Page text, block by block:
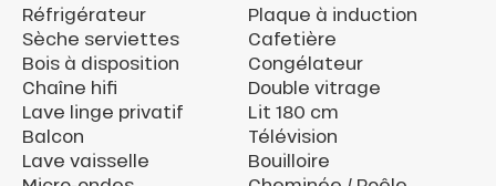
Réfrigérateur
Sèche serviettes
Bois à disposition
Chaîne hifi
Lave linge privatif
Balcon
Lave vaisselle
Plaque à induction
Cafetière
Congélateur
Double vitrage
Lit 180 cm
Télévision
Bouilloire